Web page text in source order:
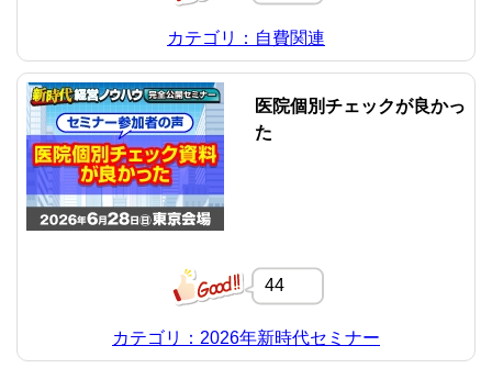
カテゴリ：自費関連
医院個別チェックが良かっ
た
44
カテゴリ：2026年新時代セミナー